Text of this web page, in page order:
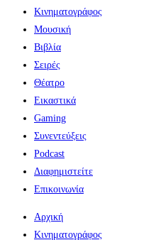
Κινηματογράφος
Μουσική
Βιβλία
Σειρές
Θέατρο
Εικαστικά
Gaming
Συνεντεύξεις
Podcast
Διαφημιστείτε
Επικοινωνία
Αρχική
Κινηματογράφος